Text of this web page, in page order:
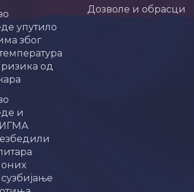
упутило
због
од
и
Дозволе и обрасци